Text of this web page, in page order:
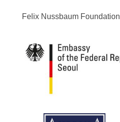
Felix Nussbaum Foundation